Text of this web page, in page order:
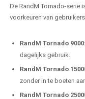
De RandM Tornado-serie
voorkeuren van
RandM Tornado 9000:
dagelijks gebruik.
RandM Tornado
zonder in te boeten
RandM Tornado